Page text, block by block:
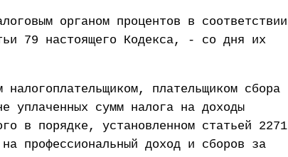
органом процентов в соответствии
79 настоящего Кодекса, - со дня их
плательщиком сбора
уплаченных сумм налога на доходы
в порядке, установленном статьей 2271
профессиональный доход и сборов за